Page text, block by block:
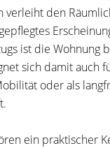
verleiht den
ist die Wohnung
sich damit auch
oder als
ein praktischer